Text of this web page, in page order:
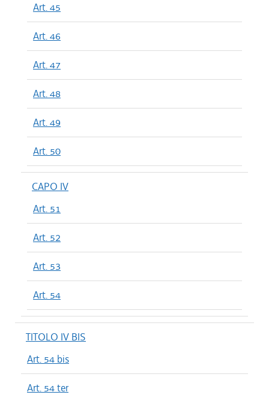
Art. 45
Art. 46
Art. 47
Art. 48
Art. 49
Art. 50
CAPO IV
Art. 51
Art. 52
Art. 53
Art. 54
TITOLO IV BIS
Art. 54 bis
Art. 54 ter